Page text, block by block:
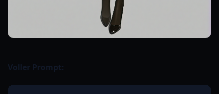
Voller Prompt: